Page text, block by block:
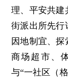
理、平安共建
街派出所先行
因地制宜、探
商场超市、
与“一社区（